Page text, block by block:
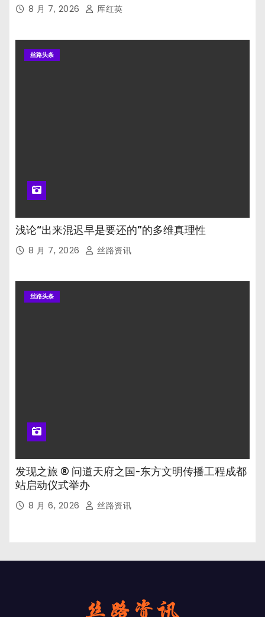
8 月 7, 2026 厍红英
丝路头条
浅论“出来混迟早是要还的”的多维真理性
8 月 7, 2026 丝路资讯
丝路头条
发现之旅 ® 问道天府之国-东方文明传播工程成都
站启动仪式举办
8 月 6, 2026 丝路资讯